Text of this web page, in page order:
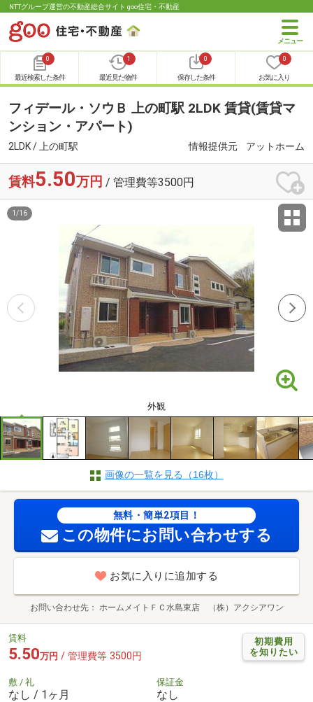
NTTグループ運営の不動産総合サイト goo住宅・不動産
0
最近検索した条件
1
最近見た物件
0
保存した条件
0
お気に入り
フィデール・ソウＢ 上の町駅 2LDK 賃貸(賃貸マ
ンション・アパート)
2LDK / 上の町駅 情報提供元 アットホーム
賃料5.50万円 / 管理費等3500円
外観
1 /16
画像の一覧を見る（16枚）
無料・簡単2項目！
この物件にお問い合わせする
お気に入りに追加する
お問い合わせ先 ホームメイトＦＣ水島東店 （株）アクシアワン
初期費用
を知りたい
賃料
5.50万円 / 管理費等 3500円
敷 / 礼
なし / 1ヶ月
保証金
なし